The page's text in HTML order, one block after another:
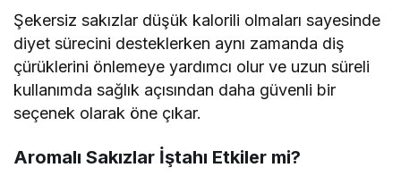
Şekersiz sakızlar düşük kalorili olmaları sayesinde
diyet sürecini desteklerken aynı zamanda diş
çürüklerini önlemeye yardımcı olur ve uzun süreli
kullanımda sağlık açısından daha güvenli bir
seçenek olarak öne çıkar.
Aromalı Sakızlar İştahı Etkiler mi?